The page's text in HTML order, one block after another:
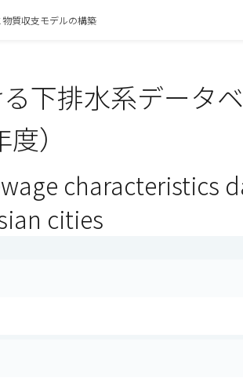
質収支モデルの構築
下排水系データ
）
characteristics
cities